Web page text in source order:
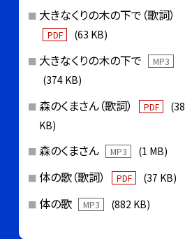
大きなくりの木の下で（歌詞）
PDF (63 KB)
大きなくりの木の下で MP3
(374 KB)
森のくまさん（歌詞） PDF
(38
KB)
森のくまさん MP3 (1 MB)
体の歌（歌詞） PDF (37 KB)
体の歌 MP3 (882 KB)